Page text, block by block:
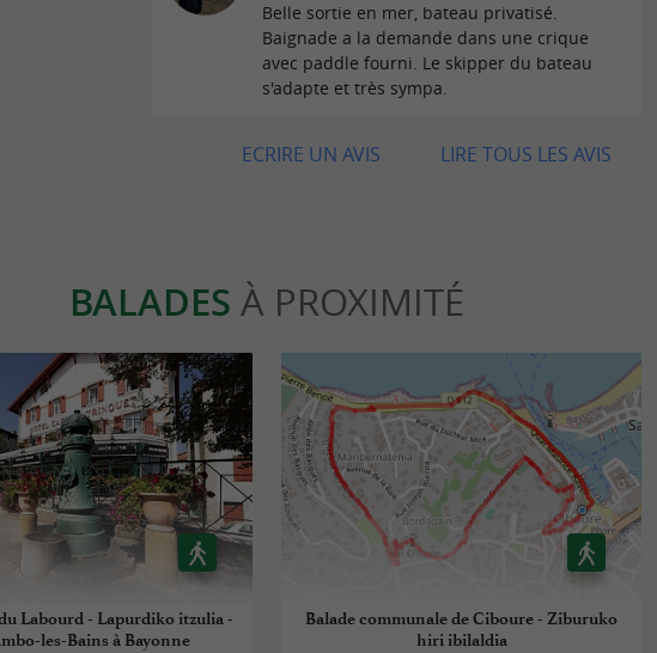
Belle sortie en mer, bateau privatisé.
Baignade a la demande dans une crique
avec paddle fourni. Le skipper du bateau
s'adapte et très sympa.
LIRE TOUS LES AVIS
ECRIRE UN AVIS
BALADES À PROXIMITÉ
Labourd - Lapurdiko itzulia -
les-Bains à Bayonne
Balade communale de Ciboure - Ziburuko
hiri ibilaldia